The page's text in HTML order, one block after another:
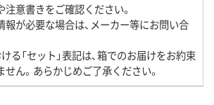
意書きをご確認ください。
報が必要な場合は、メーカー等にお問い合
る「セット」表記は、箱でのお届けをお約束
ん。あらかじめご了承ください。